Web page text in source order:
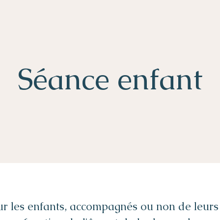
Séance enfant
les enfants, accompagnés ou non de